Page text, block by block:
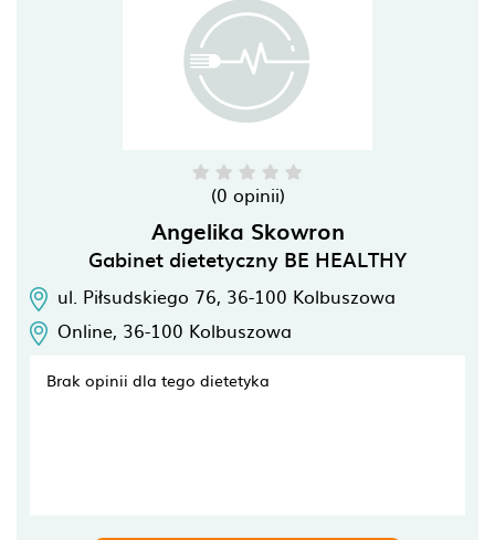
(0 opinii)
Angelika Skowron
Gabinet dietetyczny BE HEALTHY
ul. Piłsudskiego 76, 36-100 Kolbuszowa
Online, 36-100 Kolbuszowa
Brak opinii dla tego dietetyka